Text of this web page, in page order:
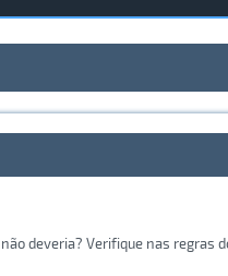
deveria? Verifique nas regras